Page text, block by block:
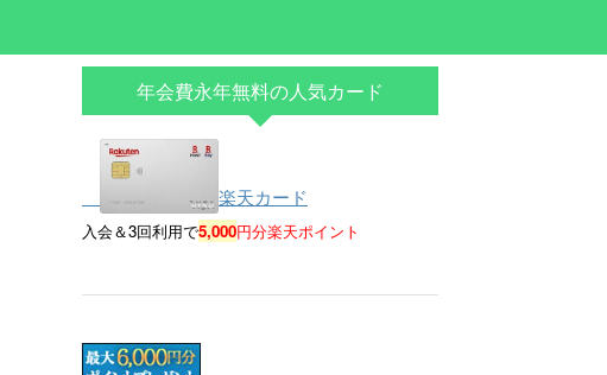
年会費永年無料の人気カード
楽天カード
入会＆3回利用で5,000円分楽天ポイント